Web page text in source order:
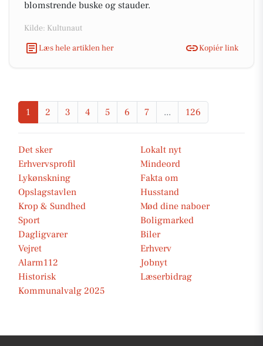
blomstrende buske og stauder.
Kilde: Kultunaut
Læs hele artiklen her
Kopiér link
1 2 3 4 5 6 7 ... 126
Det sker
Lokalt nyt
Erhvervsprofil
Mindeord
Lykønskning
Fakta om
Opslagstavlen
Husstand
Krop & Sundhed
Mød dine naboer
Sport
Boligmarked
Dagligvarer
Biler
Vejret
Erhverv
Alarm112
Jobnyt
Historisk
Læserbidrag
Kommunalvalg 2025